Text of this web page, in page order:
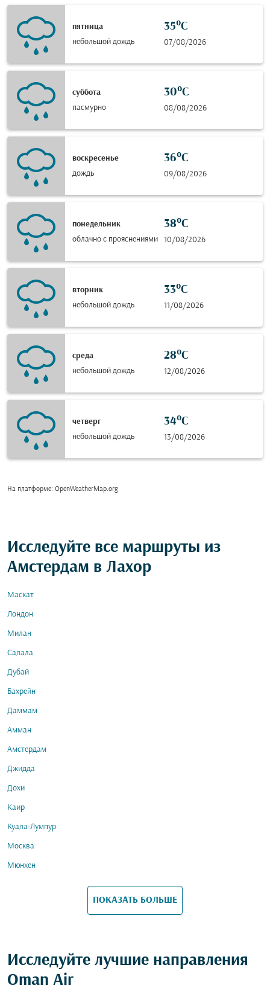
пятница
небольшой дождь
35°C
07/08/2026
суббота
пасмурно
30°C
08/08/2026
воскресенье
дождь
36°C
09/08/2026
понедельник
облачно с прояснениями
38°C
10/08/2026
вторник
небольшой дождь
33°C
11/08/2026
среда
небольшой дождь
28°C
12/08/2026
четверг
небольшой дождь
34°C
13/08/2026
На платформе: OpenWeatherMap.org
Исследуйте все маршруты из
Амстердам в Лахор
Маскат
Лондон
Милан
Салала
Дубай
Бахрейн
Даммам
Амман
Амстердам
Джидда
Дохи
Каир
Куала-Лумпур
Москва
Мюнхен
ПОКАЗАТЬ БОЛЬШЕ
Исследуйте лучшие направления
Oman Air